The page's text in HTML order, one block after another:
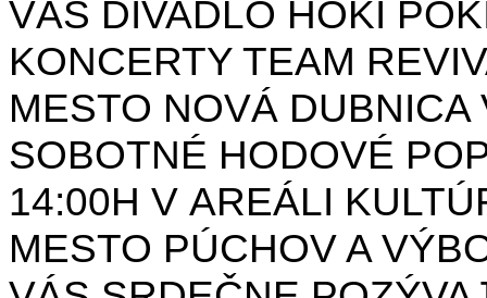
VÁS DIVADLO HOKI
KONCERTY TEAM
MESTO NOVÁ
SOBOTNÉ HODOVÉ
14:00H V AREÁLI
MESTO PÚCHOV A